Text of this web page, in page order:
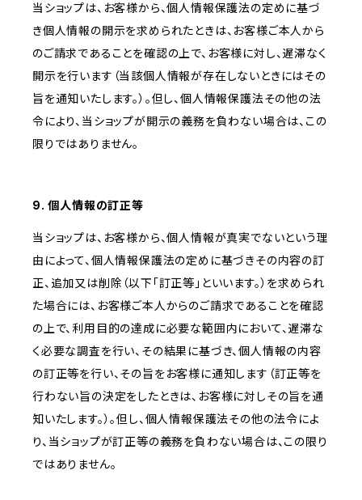
当ショップは、お客様から、個人情報保護法の定めに基づ
き個人情報の開示を求められたときは、お客様ご本人から
のご請求であることを確認の上で、お客様に対し、遅滞なく
開示を行います（当該個人情報が存在しないときにはその
旨を通知いたします。）。但し、個人情報保護法その他の法
令により、当ショップが開示の義務を負わない場合は、この
限りではありません。
9. 個人情報の訂正等
当ショップは、お客様から、個人情報が真実でないという理
由によって、個人情報保護法の定めに基づきその内容の訂
正、追加又は削除（以下「訂正等」といいます。）を求められ
た場合には、お客様ご本人からのご請求であることを確認
の上で、利用目的の達成に必要な範囲内において、遅滞な
く必要な調査を行い、その結果に基づき、個人情報の内容
の訂正等を行い、その旨をお客様に通知します（訂正等を
行わない旨の決定をしたときは、お客様に対しその旨を通
知いたします。）。但し、個人情報保護法その他の法令によ
り、当ショップが訂正等の義務を負わない場合は、この限り
ではありません。